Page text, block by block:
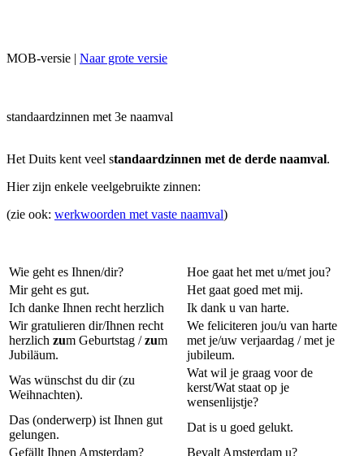
MOB-versie | Naar grote versie
standaardzinnen met 3e naamval
Het Duits kent veel standaardzinnen met de derde naamval.
Hier zijn enkele veelgebruikte zinnen:
(zie ook: werkwoorden met vaste naamval)
Wie geht es Ihnen/dir?
Hoe gaat het met u/met jou?
Mir geht es gut.
Het gaat goed met mij.
Ich danke Ihnen recht herzlich
Ik dank u van harte.
Wir gratulieren dir/Ihnen recht
herzlich zum Geburtstag /zum
Jubiläum.
We feliciteren jou/u van harte
met je/uw verjaardag / met je
jubileum.
Was wünschst du dir (zu
Weihnachten).
Wat wil je graag voor de
kerst/Wat staat op je
wensenlijstje?
Das (onderwerp) ist Ihnen gut
gelungen.
Dat is u goed gelukt.
Gefällt Ihnen Amsterdam?
Bevalt Amsterdam u?